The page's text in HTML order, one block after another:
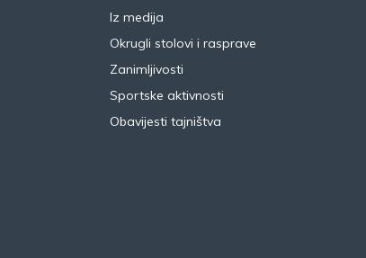
Iz medija
Okrugli stolovi i rasprave
Zanimljivosti
Sportske aktivnosti
Obavijesti tajništva